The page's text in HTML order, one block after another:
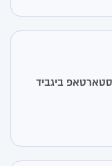
ביגביד